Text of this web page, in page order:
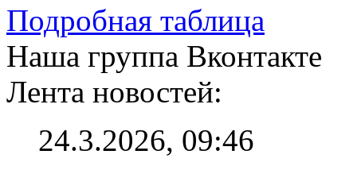
Подробная таблица
Наша группа Вконтакте
Лента новостей:
24.3.2026, 09:46